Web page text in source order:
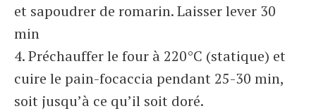
et sapoudrer de romarin. Laisser lever 30
min
4. Préchauffer le four à 220°C (statique) et
cuire le pain-focaccia pendant 25-30 min,
soit jusqu’à ce qu’il soit doré.